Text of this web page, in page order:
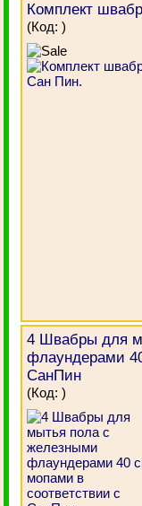
Комплект
(Код:)
4 Швабры для
флаундерами
СанПин
(Код:)